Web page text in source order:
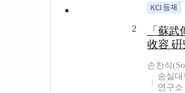
2
「蘇
收容 硏
손찬식
숭실
연구소